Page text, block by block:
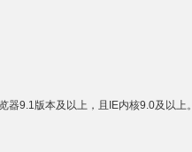
9.1版本及以上，且IE内核9.0及以上。